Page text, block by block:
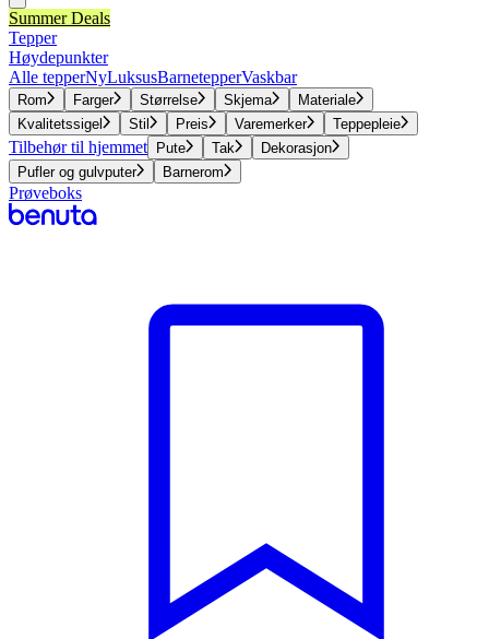
Summer Deals
Tepper
Høydepunkter
Alle tepperNyLuksusBarnetepperVaskbar
Rom Farger Størrelse Skjema
Materiale
Kvalitetssigel
Stil Preis Varemerker Teppepleie
Tilbehør til hjemmet Pute Tak
Dekorasjon
Pufler og gulvputer
Barnerom
Prøveboks